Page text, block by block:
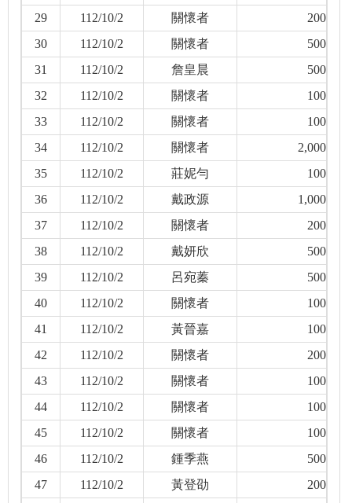
29
112/10/2 關懷者
200
30
112/10/2 關懷者
500
31
112/10/2 詹皇晨
500
32
112/10/2 關懷者
100
33
112/10/2 關懷者
100
34
112/10/2 關懷者
2,000
35
112/10/2 莊妮勻
100
36
112/10/2 戴政源
1,000
37
112/10/2 關懷者
200
38
112/10/2 戴妍欣
500
39
112/10/2 呂宛蓁
500
40
112/10/2 關懷者
100
41
112/10/2 黃晉嘉
100
42
112/10/2 關懷者
200
43
112/10/2 關懷者
100
44
112/10/2 關懷者
100
45
112/10/2 關懷者
100
46
112/10/2 鍾季燕
500
47
112/10/2 黃登劭
200